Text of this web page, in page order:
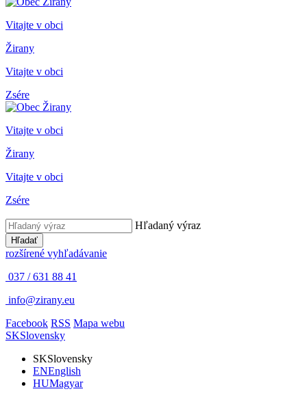
Vitajte v obci
Žirany
Vitajte v obci
Zsére
Vitajte v obci
Žirany
Vitajte v obci
Zsére
Hľadaný výraz
Hľadať
rozšírené vyhľadávanie
037 / 631 88 41
info@zirany.eu
Facebook RSS Mapa webu
SKSlovensky
SKSlovensky
ENEnglish
HUMagyar